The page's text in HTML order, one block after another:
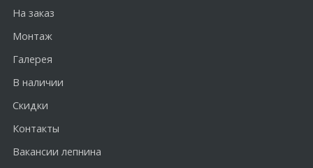
На заказ
Монтаж
Галерея
В наличии
Скидки
Контакты
Вакансии лепнина